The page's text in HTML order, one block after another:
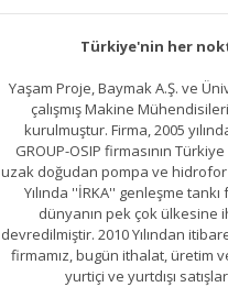
Türkiye'nin her
Yaşam Proje, Baymak A.Ş. ve
çalışmış Makine
kurulmuştur. Firma, 2005
GROUP-OSIP firmasının
uzak doğudan pompa ve hidrofor
Yılında ''İRKA'' genleşme
dünyanın pek çok
devredilmiştir. 2010 Yılından
firmamız, bugün ithalat, üretim
yurtiçi ve yurtdışı